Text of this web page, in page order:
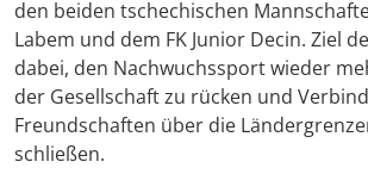
den beiden tschechischen
Labem und dem FK Junior Decin. Ziel
dabei, den Nachwuchssport wieder
der Gesellschaft zu rücken und
Freundschaften über die
schließen.